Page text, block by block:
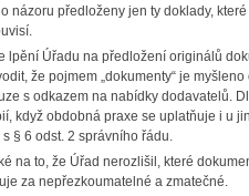
názoru předloženy jen ty doklady,
Úřadu na předložení originálů
že pojmem „dokumenty“ je
s odkazem na nabídky dodavatelů.
když obdobná praxe se uplatňuje i u
§ 6 odst. 2 správního řádu.
to, že Úřad nerozlišil, které
za nepřezkoumatelné a zmatečné.